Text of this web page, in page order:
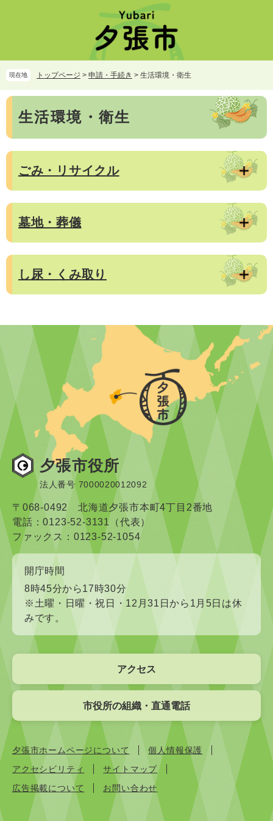
頭
で
す。
飛
ば
し
文
現在地 トップページ > 申請・手続き > 生活環境・衛生
本
生活環境・衛生
ごみ・リサイクル
墓地・葬儀
し尿・くみ取り
夕張市役所
法人番号 7000020012092
〒068-0492 北海道夕張市本町4丁目2番地
電話：0123-52-3131（代表）
ファックス：0123-52-1054
開庁時間
8時45分から17時30分
※土曜・日曜・祝日・12月31日から1月5日は休
みです。
アクセス
市役所の組織・直通電話
夕張市ホームページについて
個人情報保護
アクセシビリティ
サイトマップ
広告掲載について
お問い合わせ